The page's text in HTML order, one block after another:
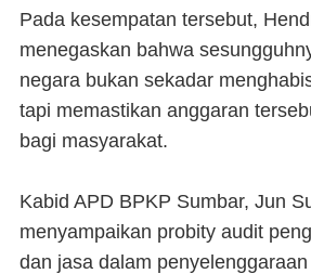
Pada kesempatan tersebut,
menegaskan bahwa
negara bukan sekadar
tapi memastikan anggaran
bagi masyarakat.
Kabid APD BPKP Sumbar, Jun
menyampaikan probity audit
dan jasa dalam